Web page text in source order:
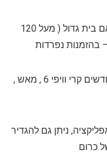
אז אם יש לכם בית בינוני תזמינו אחד, אם בית גדול ( מעל 120
בהזמנות נפרדות
ראוטר תקציבי התומך בפרוטוקולים החדשים קרי וויפי 6 , מאש ,
ניתן גם להגדיר